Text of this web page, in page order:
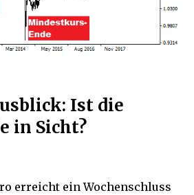
Ist die
in Sicht?
erreicht ein Wochenschluss